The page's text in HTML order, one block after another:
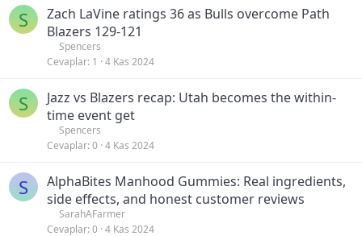
S
Zach LaVine ratings 36 as Bulls overcome Path
Blazers 129-121
Spencers
Cevaplar 1 4 Kas 2024
S
Jazz vs Blazers recap: Utah becomes the within-
time event get
Spencers
Cevaplar 0 4 Kas 2024
S
AlphaBites Manhood Gummies: Real ingredients,
side effects, and honest customer reviews
SarahAFarmer
Cevaplar 0 4 Kas 2024